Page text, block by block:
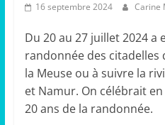
16 septembre 2024 Carine
Du 20 au 27 juillet 2024 a
randonnée des
la Meuse ou à suivre la
et Namur. On célébrait
20 ans de la randonnée.